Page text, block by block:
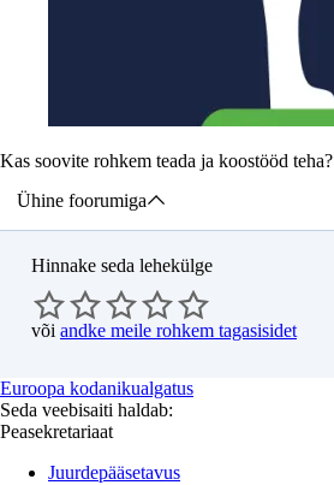
Kas soovite rohkem teada ja koostööd teha?
Ühine foorumiga
Hinnake seda lehekülge
või andke meile rohkem tagasisidet
Euroopa kodanikualgatus
Seda veebisaiti haldab:
Peasekretariaat
Juurdepääsetavus